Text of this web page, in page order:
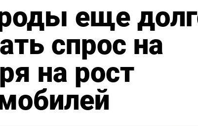
еще
спрос на
на рост